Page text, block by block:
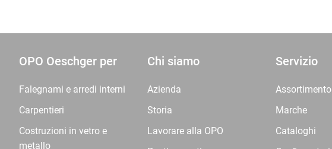
OPO Oeschger per
Falegnami e arredi interni
Carpentieri
Costruzioni in vetro e
metallo
Chi siamo
Azienda
Storia
Lavorare alla OPO
Servizio
Assortimento
Marche
Cataloghi